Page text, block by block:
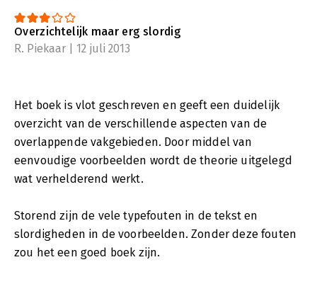
Overzichtelijk maar erg slordig
R. Piekaar | 12 juli 2013
Het boek is vlot geschreven en geeft een duidelijk
overzicht van de verschillende aspecten van de
overlappende vakgebieden. Door middel van
eenvoudige voorbeelden wordt de theorie uitgelegd
wat verhelderend werkt.
Storend zijn de vele typefouten in de tekst en
slordigheden in de voorbeelden. Zonder deze fouten
zou het een goed boek zijn.